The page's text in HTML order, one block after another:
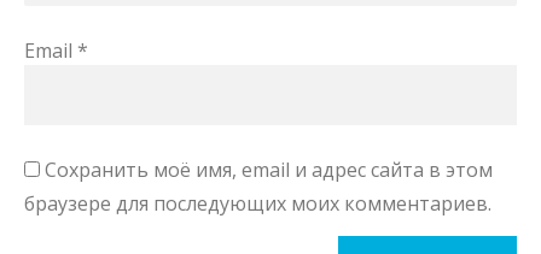
Email *
Сохранить моё имя, email и адрес сайта в этом
браузере для последующих моих комментариев.